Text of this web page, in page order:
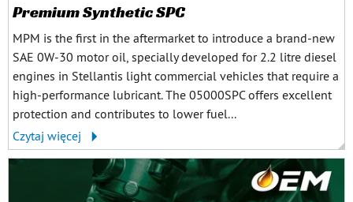
Premium Synthetic SPC
MPM is the first in the aftermarket to introduce a brand-new
SAE 0W-30 motor oil, specially developed for 2.2 litre diesel
engines in Stellantis light commercial vehicles that require a
high-performance lubricant. The 05000SPC offers excellent
protection and contributes to lower fuel...
Czytaj więcej